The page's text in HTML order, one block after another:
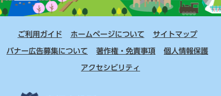
ご利用ガイド ホームページについて サイトマップ
バナー広告募集について 著作権・免責事項 個人情報保護
アクセシビリティ